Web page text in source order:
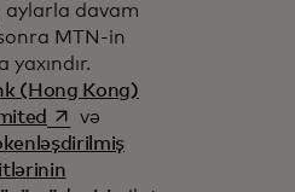
aylarla davam
MTN-in
(Hong Kong)
opens in a new tab
və